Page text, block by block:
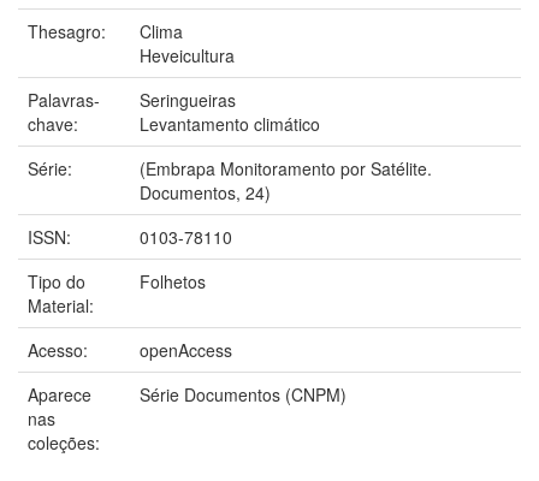
Thesagro:
Clima
Heveicultura
Palavras-
chave:
Seringueiras
Levantamento climático
Série:
(Embrapa Monitoramento por Satélite.
Documentos, 24)
ISSN:
0103-78110
Tipo do
Material:
Folhetos
Acesso:
openAccess
Aparece
nas
coleções:
Série Documentos (CNPM)